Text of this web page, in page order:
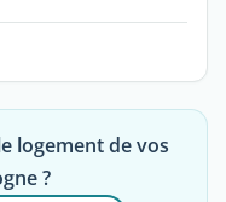
logement de vos
?